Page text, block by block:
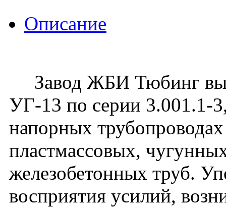
Описание
Завод ЖБИ Тюбинг
УГ-13 по серии 3.001.1-
напорных
пластмассовых,
железобетонных труб.
восприятия усилий,